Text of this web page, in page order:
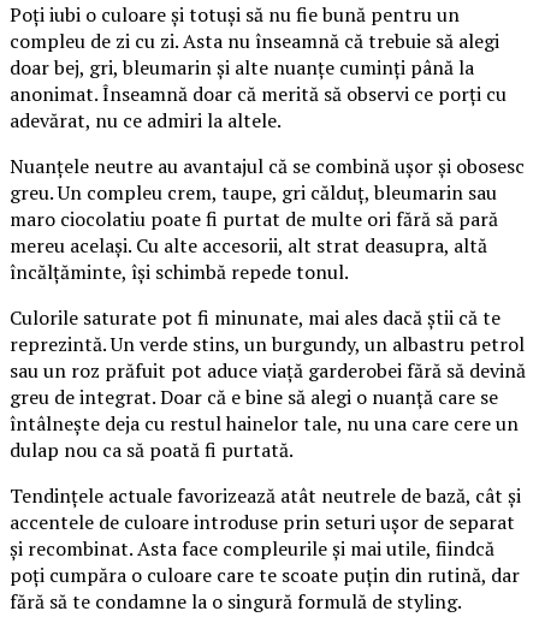
Poți iubi o culoare și totuși să nu fie bună pentru un
compleu de zi cu zi. Asta nu înseamnă că trebuie să alegi
doar bej, gri, bleumarin și alte nuanțe cuminți până la
anonimat. Înseamnă doar că merită să observi ce porți cu
adevărat, nu ce admiri la altele.
Nuanțele neutre au avantajul că se combină ușor și obosesc
greu. Un compleu crem, taupe, gri călduț, bleumarin sau
maro ciocolatiu poate fi purtat de multe ori fără să pară
mereu același. Cu alte accesorii, alt strat deasupra, altă
încălțăminte, își schimbă repede tonul.
Culorile saturate pot fi minunate, mai ales dacă știi că te
reprezintă. Un verde stins, un burgundy, un albastru petrol
sau un roz prăfuit pot aduce viață garderobei fără să devină
greu de integrat. Doar că e bine să alegi o nuanță care se
întâlnește deja cu restul hainelor tale, nu una care cere un
dulap nou ca să poată fi purtată.
Tendințele actuale favorizează atât neutrele de bază, cât și
accentele de culoare introduse prin seturi ușor de separat
și recombinat. Asta face compleurile și mai utile, fiindcă
poți cumpăra o culoare care te scoate puțin din rutină, dar
fără să te condamne la o singură formulă de styling.